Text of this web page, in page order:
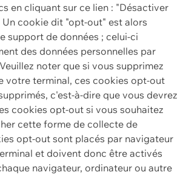
en cliquant sur ce lien : "Désactiver
cookie dit "opt-out" est alors
support de données ; celui-ci
des données personnelles par
noter que si vous supprimez
votre terminal, ces cookies opt-out
c'est-à-dire que vous devrez
cookies opt-out si vous souhaitez
cette forme de collecte de
opt-out sont placés par navigateur
et doivent donc être activés
navigateur, ordinateur ou autre